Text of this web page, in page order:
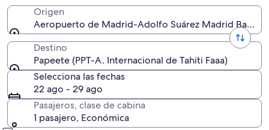
Origen
Aeropuerto de Madrid-Adolfo Suárez Madrid Barajas
Destino
Papeete (PPT-A. Internacional de Tahiti Faaa)
Selecciona las fechas
22 ago - 29 ago
Pasajeros, clase de cabina
1 pasajero, Económica